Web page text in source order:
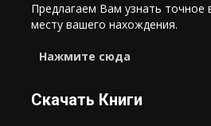
Предлагаем Вам узнать точное
месту вашего нахождения.
Нажмите сюда
Скачать Книги